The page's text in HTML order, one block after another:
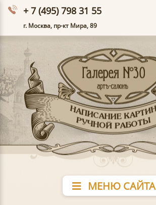
+ 7 (495) 798 31 55
г. Москва, пр-кт Мира, 89
МЕНЮ САЙТА